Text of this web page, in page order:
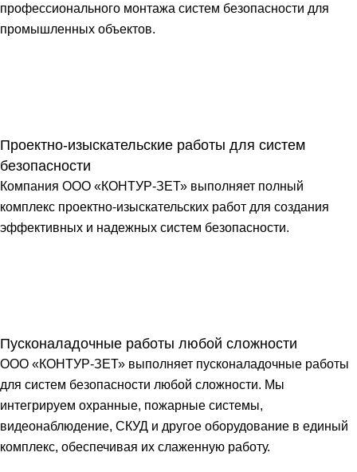
профессионального монтажа систем безопасности для
промышленных объектов.
Проектно-изыскательские работы для систем
безопасности
Компания ООО «КОНТУР-ЗЕТ» выполняет полный
комплекс проектно-изыскательских работ для создания
эффективных и надежных систем безопасности.
Пусконаладочные работы любой сложности
ООО «КОНТУР-ЗЕТ» выполняет пусконаладочные работы
для систем безопасности любой сложности. Мы
интегрируем охранные, пожарные системы,
видеонаблюдение, СКУД и другое оборудование в единый
комплекс, обеспечивая их слаженную работу.